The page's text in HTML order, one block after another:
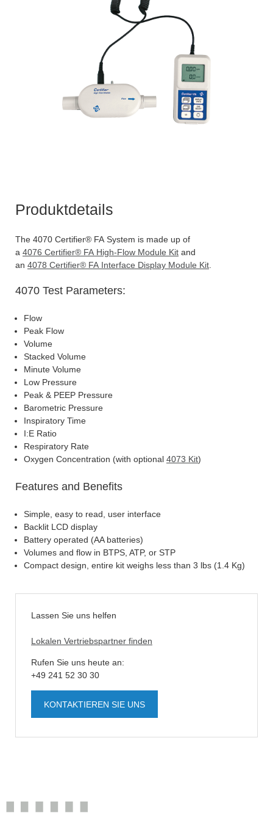
Produktdetails
The 4070 Certifier® FA System is made up of
a 4076 Certifier® FA High-Flow Module Kit and
an 4078 Certifier® FA Interface Display Module Kit
4070 Test Parameters:
Flow
Peak Flow
Volume
Stacked Volume
Minute Volume
Low Pressure
Peak & PEEP Pressure
Barometric Pressure
Inspiratory Time
I:E Ratio
Respiratory Rate
Oxygen Concentration (with optional 4073 Kit)
Features and Benefits
Simple, easy to read, user interface
Backlit LCD display
Battery operated (AA batteries)
Volumes and flow in BTPS, ATP, or STP
Compact design, entire kit weighs less than 3 lbs (1.4 Kg)
Lassen Sie uns helfen
Lokalen Vertriebspartner finden
Rufen Sie uns heute an:
+49 241 52 30 30
KONTAKTIEREN SIE UNS